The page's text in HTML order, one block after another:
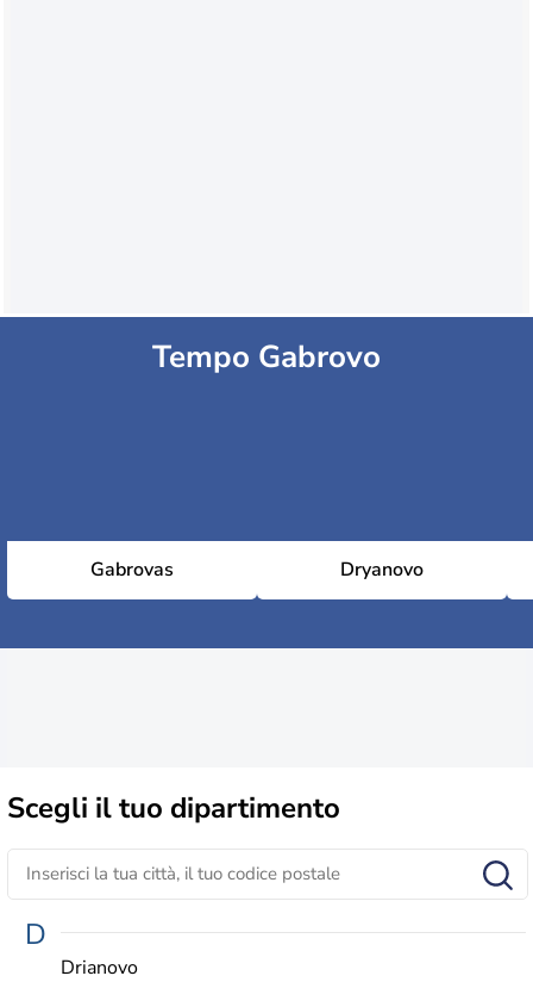
Tempo Gabrovo
Gabrovas Dryanovo
Scegli iltuo dipartimento
D
Drianovo